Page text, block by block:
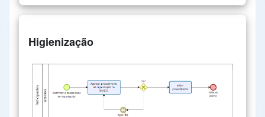
Higienização